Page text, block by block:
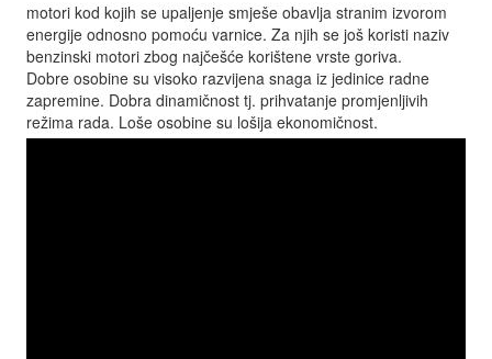
motori kod kojih se upaljenje smješe obavlja stranim izvorom
energije odnosno pomoću varnice. Za njih se još koristi naziv
benzinski motori zbog najčešće korištene vrste goriva.
Dobre osobine su visoko razvijena snaga iz jedinice radne
zapremine. Dobra dinamičnost tj. prihvatanje promjenljivih
režima rada. Loše osobine su lošija ekonomičnost.